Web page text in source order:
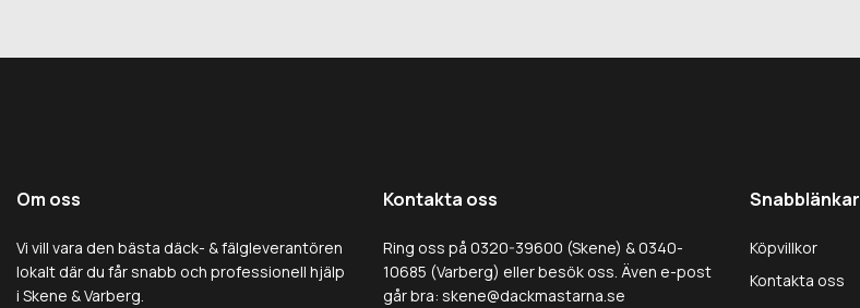
Om oss
Vi vill vara den bästa däck- & fälgleverantören
lokalt där du får snabb och professionell hjälp
i Skene & Varberg.
Kontakta oss
Ring oss på 0320-39600 (Skene) & 0340-
10685 (Varberg) eller besök oss. Även e-post
går bra: skene@dackmastarna.se
Snabblänkar
Köpvillkor
Kontakta oss